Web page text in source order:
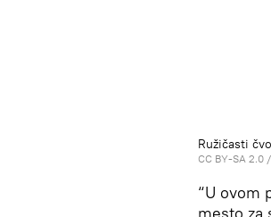
Ružičasti
CC BY-SA 2.0 /
“U ovom